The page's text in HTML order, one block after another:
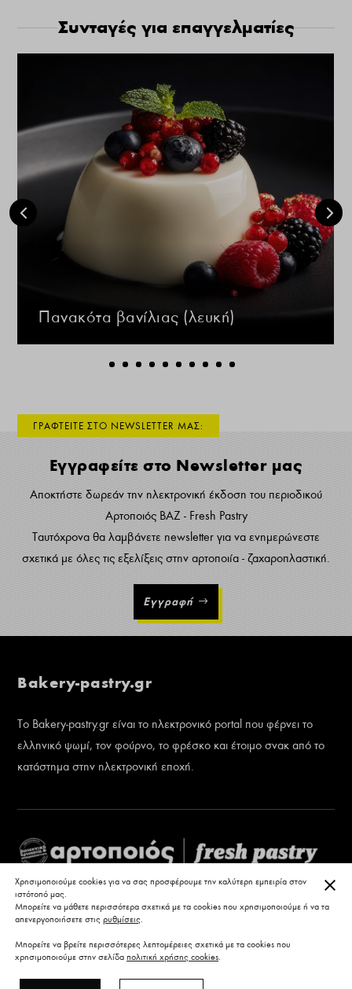
Συνταγές για επαγγελματίες
Πανακότα βανίλιας (λευκή)
ΓΡΑΦΤΕΙΤΕ ΣΤΟ NEWSLETTER ΜΑΣ:
Εγγραφείτε στο Newsletter μας
Αποκτήστε δωρεάν την ηλεκτρονική έκδοση του περιοδικού
Αρτοποιός ΒΑΖ - Fresh Pastry
Ταυτόχρονα θα λαμβάνετε newsletter για να ενημερώνεστε
σχετικά με όλες τις εξελίξεις στην αρτοποιία - ζαχαροπλαστική.
Εγγραφή
Bakery-pastry.gr
Το Bakery-pastry.gr είναι το ηλεκτρονικό portal που φέρνει το
ελληνικό ψωμί, τον φούρνο, το φρέσκο και έτοιμο σνακ από το
κατάστημα στην ηλεκτρονική εποχή.
Χρησιμοποιούμε cookies για να σας προσφέρουμε την καλύτερη εμπειρία στον
ιστότοπό μας.
Μπορείτε να μάθετε περισσότερα σχετικά με τα cookies που χρησιμοποιούμε ή να τα
απενεργοποιήσετε στις ρυθμίσεις.
Μπορείτε να βρείτε περισσότερες λεπτομέρειες σχετικά με τα cookies που
χρησιμοποιούμε στην σελίδα πολιτική χρήσης cookies.